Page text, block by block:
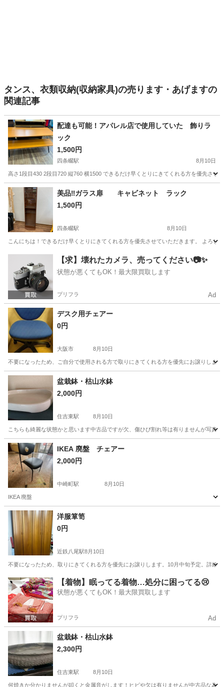
タンス、衣類収納(収納家具)の売ります・あげますの
関連記事
配達も可能！アパレル店で使用していた 飾りラ
ック
1,500円
四条畷駅 8月10日
高さ1段目430 2段目720 縦760 横1500 できるだけ早くとりにきてくれる方を優先さ
大阪 四條畷市 四条畷駅
美品‼️ガラス扉 キャビネット ラック
1,500円
四条畷駅 8月10日
こんにちは！できるだけ早くとりにきてくれる方を優先させていただきます。 よろ
四条畷駅 収納家具
【求】壊れたカメラ、売ってください📷✨
状態が悪くてもOK！最大限買取します
プリフラ Ad
デスク用チェアー
0円
大阪市 8月10日
不要になったため、ご自分で使用される方で取りにきてくれる方を優先にお譲りしま
大阪 大阪市 オフィス用家具
盆栽鉢・枯山水鉢
2,000円
住吉東駅 8月10日
こちらも綺麗な状態かと思います中古品ですが欠、傷ひび割れ等は有りませんが写真
大阪 大阪市 住吉東駅 インテリア雑貨/小物
IKEA 廃盤 チェアー
2,000円
中崎町駅 8月10日
IKEA 廃盤
大阪 大阪市 中崎町駅
洋服箪笥
0円
近鉄八尾駅8月10日
不要になったため、取りにきてくれる方を優先にお譲りします。10月中旬予定。詳細
大阪 八尾市 近鉄八尾駅 収納家具 箪笥
【着物】眠ってる着物…処分に困ってる😢
状態が悪くてもOK！最大限買取します
プリフラ Ad
盆栽鉢・枯山水鉢
2,300円
住吉東駅 8月10日
何焼きか分かりませんが叩くと金属音がします！ヒビや欠は有りませんが中古品な為